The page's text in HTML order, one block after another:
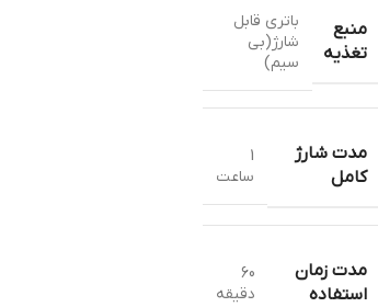
منبع
تغذیه
باتری قابل
شارژ(بی
سیم)
مدت شارژ
کامل
1
ساعت
مدت زمان
استفاده
60
دقیقه